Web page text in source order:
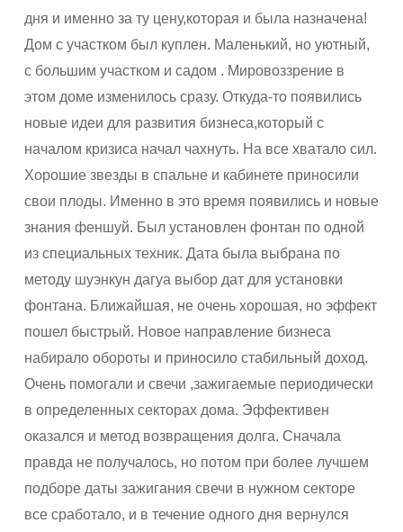
дня и именно за ту цену,которая и была назначена!
Дом с участком был куплен. Маленький, но уютный,
с большим участком и садом . Мировоззрение в
этом доме изменилось сразу. Откуда-то появились
новые идеи для развития бизнеса,который с
началом кризиса начал чахнуть. На все хватало сил.
Хорошие звезды в спальне и кабинете приносили
свои плоды. Именно в это время появились и новые
знания феншуй. Был установлен фонтан по одной
из специальных техник. Дата была выбрана по
методу шуэнкун дагуа выбор дат для установки
фонтана. Ближайшая, не очень хорошая, но эффект
пошел быстрый. Новое направление бизнеса
набирало обороты и приносило стабильный доход.
Очень помогали и свечи ,зажигаемые периодически
в определенных секторах дома. Эффективен
оказался и метод возвращения долга. Сначала
правда не получалось, но потом при более лучшем
подборе даты зажигания свечи в нужном секторе
все сработало, и в течение одного дня вернулся